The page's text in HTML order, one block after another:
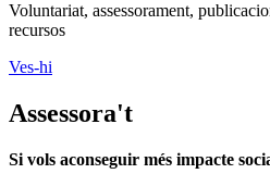
Voluntariat, assessorament,
recursos
Ves-hi
Assessora't
Si vols aconseguir més impacte